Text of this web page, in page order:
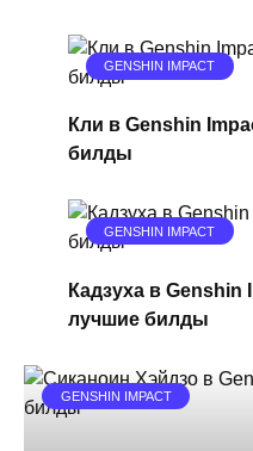
GENSHIN IMPACT
Кли в Genshin
билды
GENSHIN IMPACT
Кадзуха в Genshin
лучшие билды
GENSHIN IMPACT